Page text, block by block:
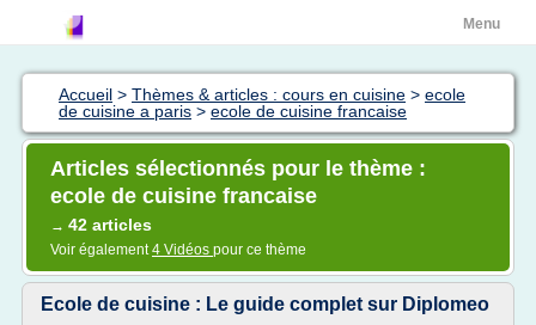
Menu
Accueil > Thèmes & articles : cours en cuisine > ecole
de cuisine a paris > ecole de cuisine francaise
Articles sélectionnés pour le thème :
ecole de cuisine francaise
→ 42 articles
Voir également4 Vidéos pour ce thème
Ecole de cuisine : Le guide complet sur Diplomeo